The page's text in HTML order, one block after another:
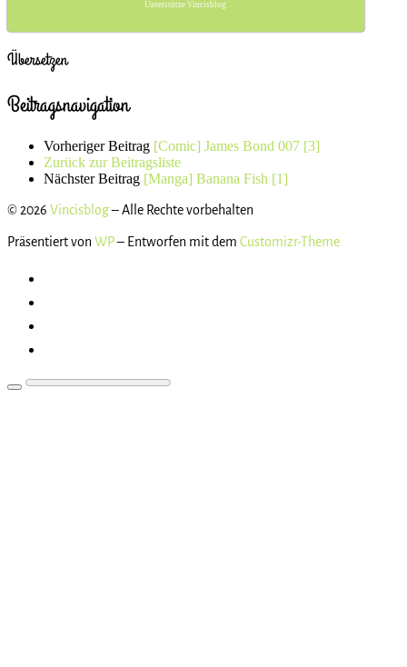
Unterstütze Vincisblog
Übersetzen
Beitragsnavigation
Vorheriger Beitrag [Comic] James Bond 007 [3]
Zurück zur Beitragsliste
Nächster Beitrag [Manga] Banana Fish [1]
© 2026 Vincisblog– Alle Rechte vorbehalten
Präsentiert von WP– Entworfen mit dem Customizr-Theme